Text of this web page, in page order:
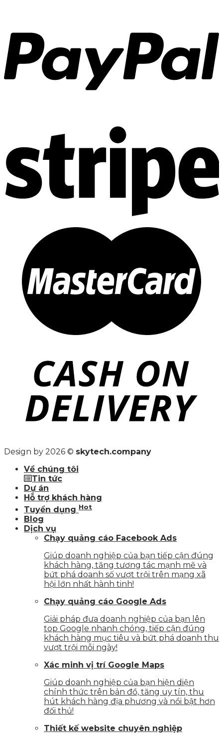
Design by 2026 © skytech.company
Về chúng tôi
Tin tức
Dự án
Hỗ trợ khách hàng
Tuyển dụng Hot
Blog
Dịch vụ
Chạy quảng cáo Facebook Ads
Giúp doanh nghiệp của bạn tiếp cận đúng
khách hàng, tăng tương tác mạnh mẽ và
bứt phá doanh số vượt trội trên mạng xã
hội lớn nhất hành tinh!
Chạy quảng cáo Google Ads
Giải pháp đưa doanh nghiệp của bạn lên
top Google nhanh chóng, tiếp cận đúng
khách hàng mục tiêu và bứt phá doanh thu
vượt trội mỗi ngày!
Xác minh vị trí Google Maps
Giúp doanh nghiệp của bạn hiện diện
chính thức trên bản đồ, tăng uy tín, thu
hút khách hàng địa phương và nổi bật hơn
đối thủ!
Thiết kế website chuyên nghiệp